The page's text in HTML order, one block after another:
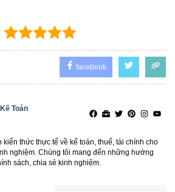
facebook
Toán
kiến thức thực tế về kế toán, thuế, tài chính cho
nghiệm. Chúng tôi mang đến những hướng
sách, chia sẻ kinh nghiệm.